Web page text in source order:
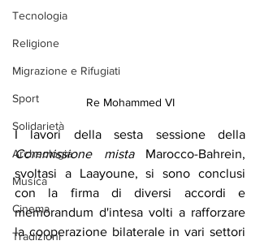
Tecnologia
Religione
Migrazione e Rifugiati
Sport
Solidarietà
Archeologia
Musica
Cinema
Tradizioni
Re Mohammed VI
Commissione mista Marocco-Bahrein,
svoltasi a Laayoune, si sono conclusi
con la firma di diversi accordi e
memorandum d'intesa volti a rafforzare
la cooperazione bilaterale in vari settori